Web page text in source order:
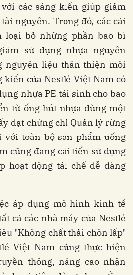
các sáng kiến giúp giảm
nguyên. Trong đó, các cải
bỏ những phần bao bì
sử dụng nhựa nguyên
nguyên liệu thân thiện môi
kiến của Nestlé Việt Nam có
nhựa PE tái sinh cho bao
từ ống hút nhựa dùng một
đạt chứng chỉ Quản lý rừng
với toàn bộ sản phẩm uống
cũng đang cải tiến sử dụng
hoạt động tái chế dễ dàng
áp dụng mô hình kinh tế
cả các nhà máy của Nestlé
"Không chất thải chôn lấp"
Việt Nam cũng thực hiện
thông, nâng cao nhận